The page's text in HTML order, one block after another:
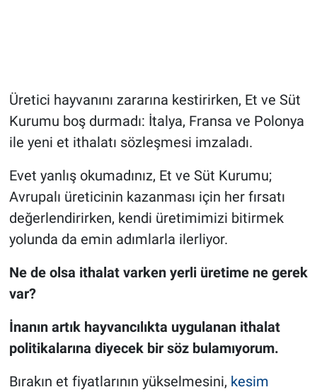
Üretici hayvanını zararına kestirirken, Et ve Süt
Kurumu boş durmadı: İtalya, Fransa ve Polonya
ile yeni et ithalatı sözleşmesi imzaladı.
Evet yanlış okumadınız, Et ve Süt Kurumu;
Avrupalı üreticinin kazanması için her fırsatı
değerlendirirken, kendi üretimimizi bitirmek
yolunda da emin adımlarla ilerliyor.
Ne de olsa ithalat varken yerli üretime ne gerek
var?
İnanın artık hayvancılıkta uygulanan ithalat
politikalarına diyecek bir söz bulamıyorum.
Bırakın et fiyatlarının yükselmesini, kesim